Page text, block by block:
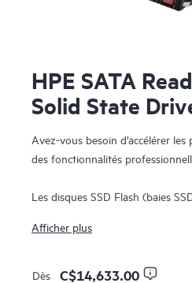
HPE SATA
Solid State
Avez-vous besoin d’accélérer
des fonctionnalités
Les disques SSD Flash (baies
à un prix abordable. Les baies
pour les charges de travail d’un
Afficher plus
Dès C$14,633.00